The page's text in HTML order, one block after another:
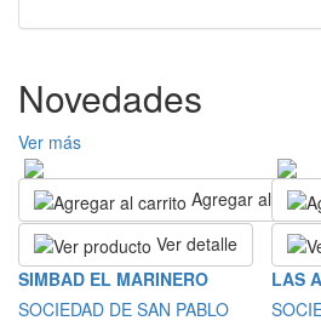
Novedades
Ver más
Agregar al
Ver detalle
SIMBAD EL MARINERO
SOCIEDAD DE SAN PABLO
LAS